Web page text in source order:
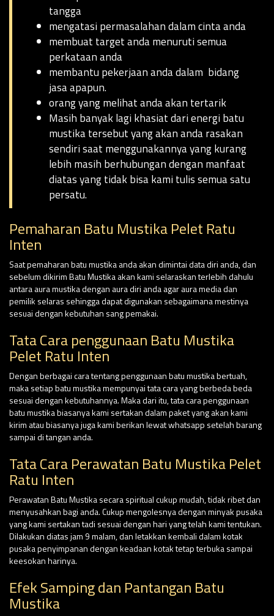
tangga
mengatasi permasalahan dalam cinta anda
membuat target anda menuruti semua
perkataan anda
membantu pekerjaan anda dalam bidang
jasa apapun.
orang yang melihat anda akan tertarik
Masih banyak lagi khasiat dari energi batu
mustika tersebut yang akan anda rasakan
sendiri saat menggunakannya yang kurang
lebih masih berhubungan dengan manfaat
diatas yang tidak bisa kami tulis semua satu
persatu.
Pemaharan Batu Mustika Pelet Ratu
Inten
Saat pemaharan batu mustika anda akan dimintai data diri anda, dan
sebelum dikirim Batu Mustika akan kami selaraskan terlebih dahulu
antara aura mustika dengan aura diri anda agar aura media dan
pemilik selaras sehingga dapat digunakan sebagaimana mestinya
sesuai dengan kebutuhan sang pemakai.
Tata Cara penggunaan Batu Mustika
Pelet Ratu Inten
Dengan berbagai cara tentang penggunaan batu mustika bertuah,
maka setiap batu mustika mempunyai tata cara yang berbeda beda
sesuai dengan kebutuhannya. Maka dari itu, tata cara penggunaan
batu mustika biasanya kami sertakan dalam paket yang akan kami
kirim atau biasanya juga kami berikan lewat whatsapp setelah barang
sampai di tangan anda.
Tata Cara Perawatan Batu Mustika Pelet
Ratu Inten
Perawatan Batu Mustika secara spiritual cukup mudah, tidak ribet dan
menyusahkan bagi anda. Cukup mengolesnya dengan minyak pusaka
yang kami sertakan tadi sesuai dengan hari yang telah kami tentukan.
Dilakukan diatas jam 9 malam, dan letakkan kembali dalam kotak
pusaka penyimpanan dengan keadaan kotak tetap terbuka sampai
keesokan harinya.
Efek Samping dan Pantangan Batu
Mustika